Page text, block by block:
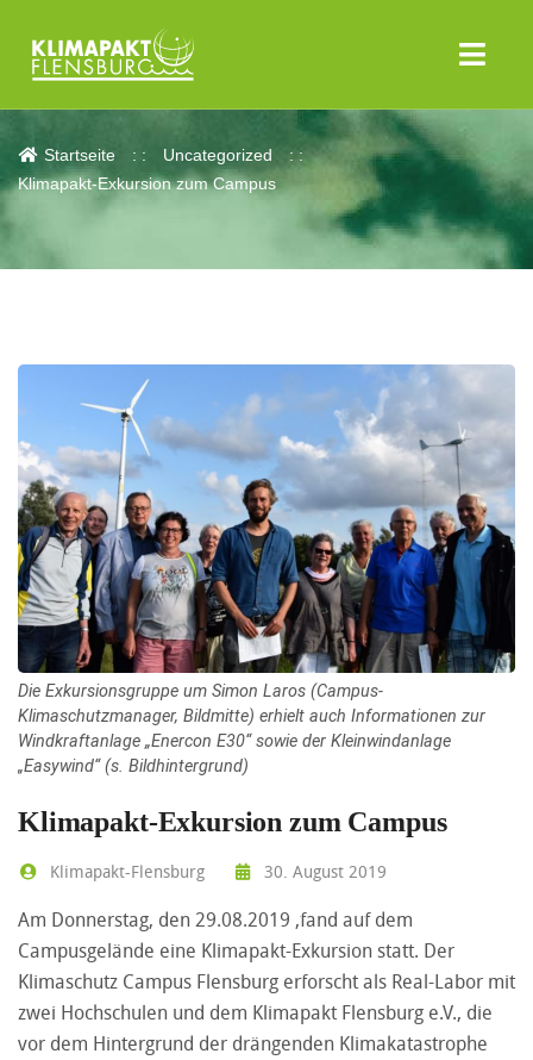
Aktuelles
Startseite
Uncategorized
Klimapakt-Exkursion zum Campus
Die Exkursionsgruppe um Simon Laros (Campus-
Klimaschutzmanager, Bildmitte) erhielt auch Informationen zur
Windkraftanlage „Enercon E30“ sowie der Kleinwindanlage
„Easywind“ (s. Bildhintergrund)
Klimapakt-Exkursion zum Campus
Klimapakt-Flensburg 30. August 2019
Am Donnerstag, den 29.08.2019 ,fand auf dem
Campusgelände eine Klimapakt-Exkursion statt. Der
Klimaschutz Campus Flensburg erforscht als Real-Labor mit
zwei Hochschulen und dem Klimapakt Flensburg e.V., die
vor dem Hintergrund der drängenden Klimakatastrophe